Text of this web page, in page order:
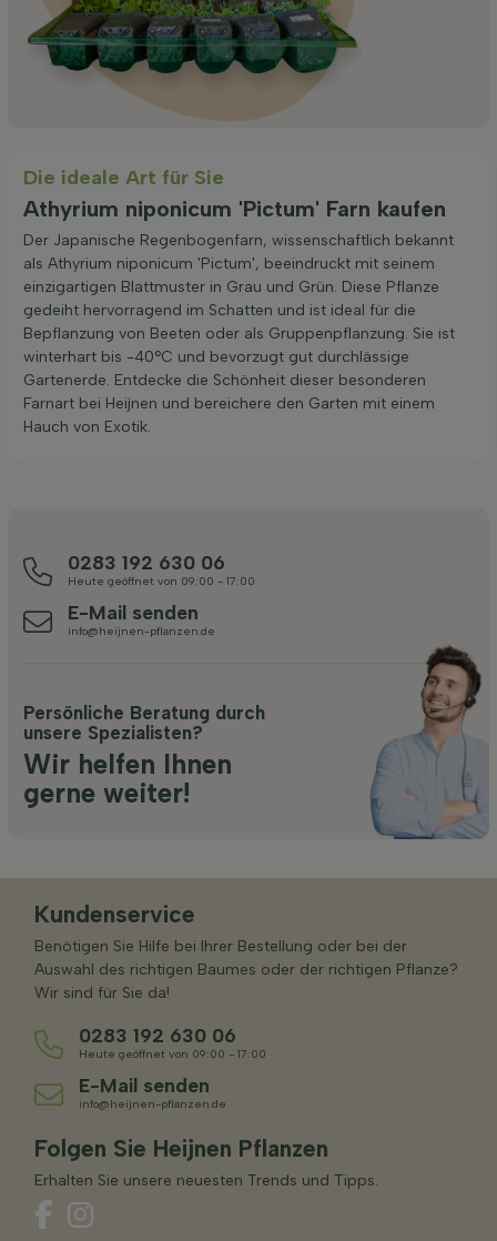
Die ideale Art für Sie
Athyrium niponicum 'Pictum' Farn kaufen
Der Japanische Regenbogenfarn, wissenschaftlich bekannt
als Athyrium niponicum 'Pictum', beeindruckt mit seinem
einzigartigen Blattmuster in Grau und Grün. Diese Pflanze
gedeiht hervorragend im Schatten und ist ideal für die
Bepflanzung von Beeten oder als Gruppenpflanzung. Sie ist
winterhart bis -40°C und bevorzugt gut durchlässige
Gartenerde. Entdecke die Schönheit dieser besonderen
Farnart bei Heijnen und bereichere den Garten mit einem
Hauch von Exotik.
0283 192 630 06
Heute geöffnet von 09:00 - 17:00
E-Mail senden
info@heijnen-pflanzen.de
Persönliche Beratung durch
unsere Spezialisten?
Wir helfen Ihnen
gerne weiter!
Kundenservice
Benötigen Sie Hilfe bei Ihrer Bestellung oder bei der
Auswahl des richtigen Baumes oder der richtigen Pflanze?
Wir sind für Sie da!
0283 192 630 06
Heute geöffnet von 09:00 - 17:00
E-Mail senden
info@heijnen-pflanzen.de
Folgen Sie Heijnen Pflanzen
Erhalten Sie unsere neuesten Trends und Tipps.